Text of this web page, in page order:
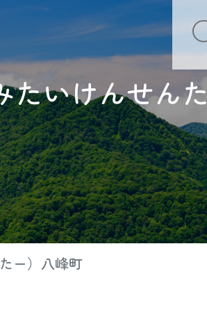
たいけんせんた
ー）八峰町